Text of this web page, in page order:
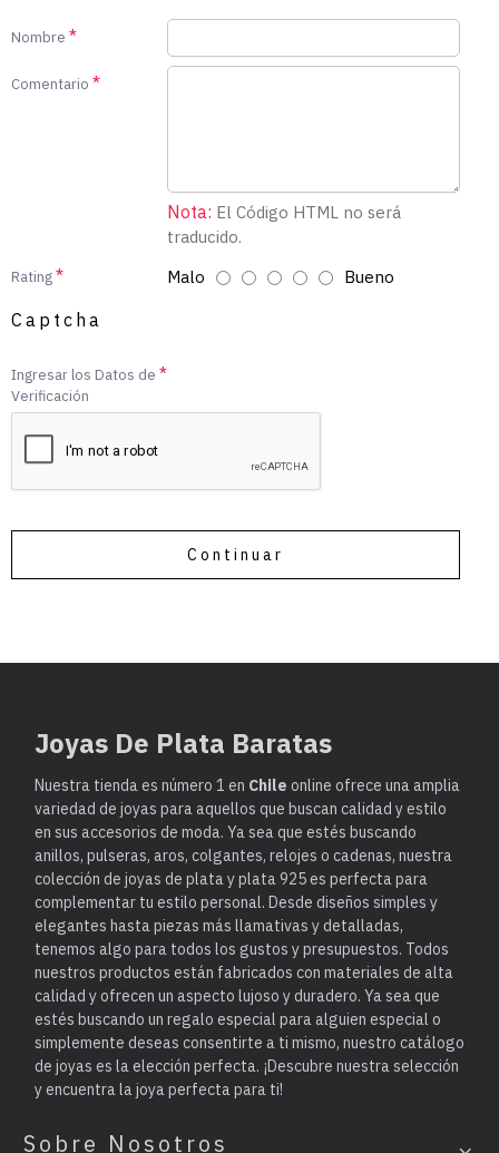
Nombre
Comentario
Nota: El Código HTML no será
traducido.
Rating Malo Bueno
Captcha
Ingresar los Datos de
Verificación
Continuar
Joyas De Plata Baratas
Nuestra tienda es número 1 en Chile online ofrece una amplia
variedad de joyas para aquellos que buscan calidad y estilo
en sus accesorios de moda. Ya sea que estés buscando
anillos, pulseras, aros, colgantes, relojes o cadenas, nuestra
colección de joyas de plata y plata 925 es perfecta para
complementar tu estilo personal. Desde diseños simples y
elegantes hasta piezas más llamativas y detalladas,
tenemos algo para todos los gustos y presupuestos. Todos
nuestros productos están fabricados con materiales de alta
calidad y ofrecen un aspecto lujoso y duradero. Ya sea que
estés buscando un regalo especial para alguien especial o
simplemente deseas consentirte a ti mismo, nuestro catálogo
de joyas es la elección perfecta. ¡Descubre nuestra selección
y encuentra la joya perfecta para ti!
Sobre Nosotros